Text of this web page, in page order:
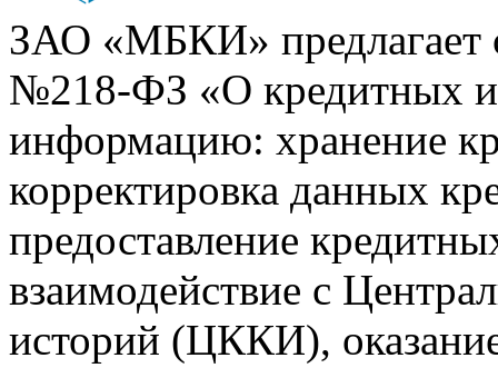
ЗАО «МБКИ» предлагает
№218-ФЗ «О кредитных
информацию: хранение
корректировка данных
предоставление
взаимодействие с
историй (ЦККИ),